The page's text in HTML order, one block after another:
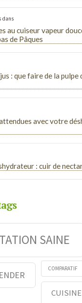
dans
au cuiseur vapeur
de Pâques
: que faire de la pulpe
avec votre
: cuir de
SAINE
COMPARATIF